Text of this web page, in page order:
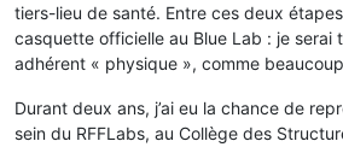
tiers-lieu de santé. Entre ces deux
casquette officielle au Blue Lab : je serai
adhérent « physique », comme
Durant deux ans, j’ai eu la chance de
sein du RFFLabs, au Collège des